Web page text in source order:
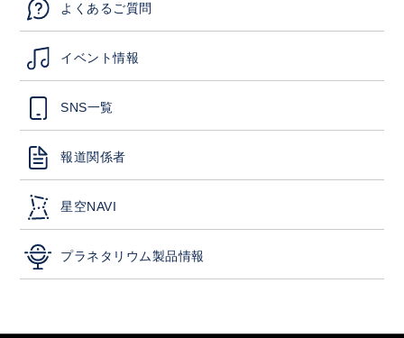
よくあるご質問
イベント情報
SNS一覧
報道関係者
星空NAVI
プラネタリウム製品情報